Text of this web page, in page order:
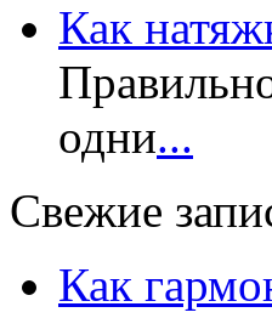
Как
одни...
Свежие
Как